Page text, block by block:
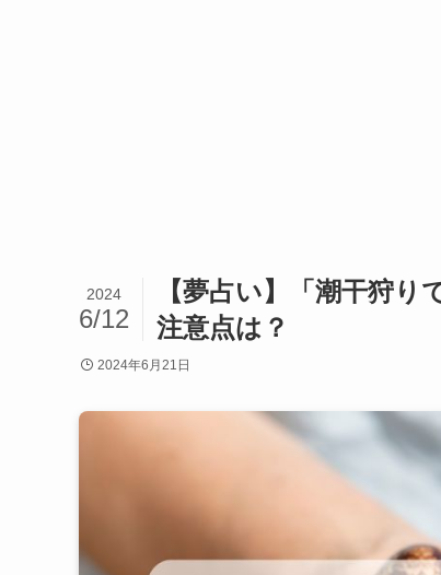
【夢占い】「潮干狩
注意点は？
2024
6/12
2024年6月21日